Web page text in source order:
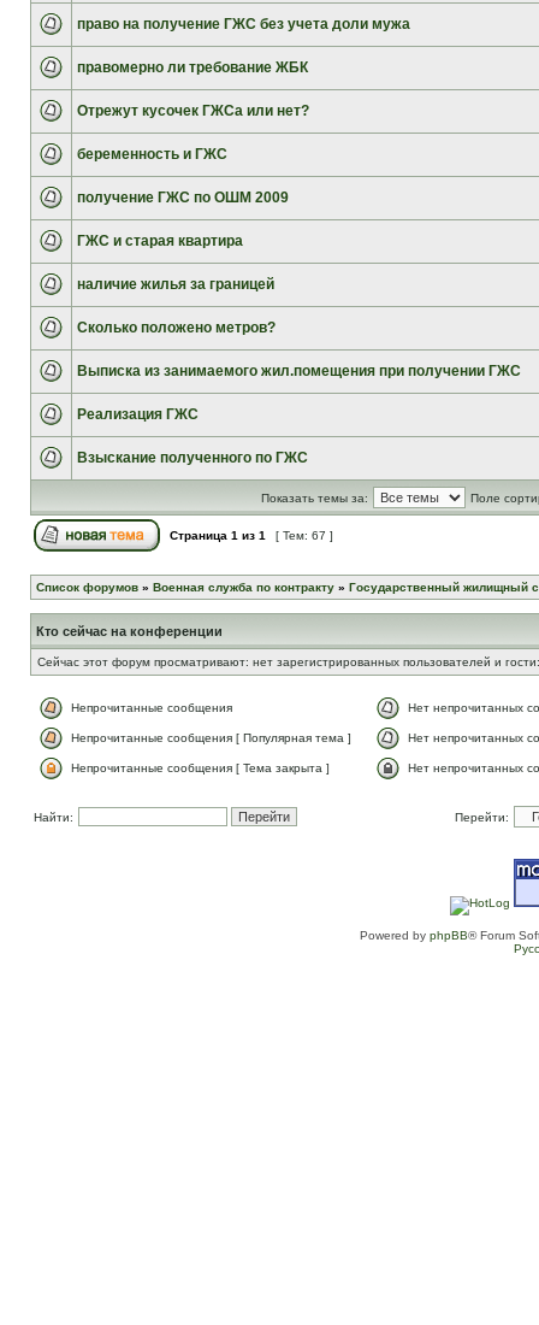
право на получение ГЖС без учета доли мужа
правомерно ли требование ЖБК
Отрежут кусочек ГЖСа или нет?
беременность и ГЖС
получение ГЖС по ОШМ 2009
ГЖС и старая квартира
наличие жилья за границей
Сколько положено метров?
Выписка из занимаемого жил.помещения при получении ГЖС
Реализация ГЖС
Взыскание полученного по ГЖС
Показать темы за: Поле
Страница 1 из 1 [ Тем: 67 ]
Список форумов » Военная служба по контракту » Государственный жилищный
Кто сейчас на конференции
Сейчас этот форум просматривают: нет зарегистрированных пользователей и
Непрочитанные сообщения Нет непрочитанных
Непрочитанные сообщения [ Популярная тема ] Нет непрочитанных
Непрочитанные сообщения [ Тема закрыта ] Нет непрочитанных
Найти: Перейти:
Powered by phpBB® Forum